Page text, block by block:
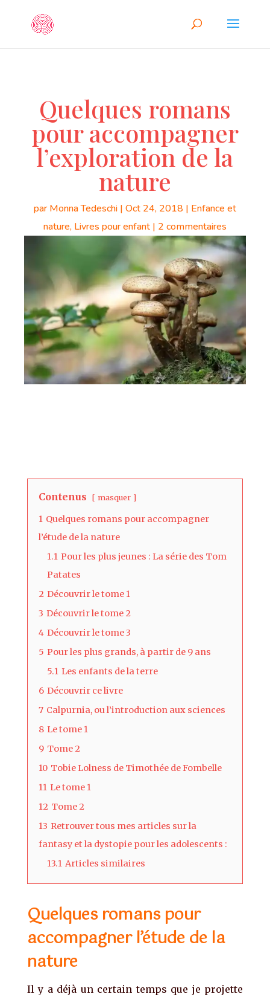
Quelques romans
pour accompagner
l’exploration de la
nature
parMonna Tedeschi| Oct 24, 2018 | Enfance et
nature, Livres pour enfant| 2 commentaires
Contenus masquer
1 Quelques romans pour accompagner
l’étude de la nature
1.1 Pour les plus jeunes : La série des Tom
Patates
2 Découvrir le tome 1
3 Découvrir le tome 2
4 Découvrir le tome 3
5 Pour les plus grands, à partir de 9 ans
5.1 Les enfants de la terre
6 Découvrir ce livre
7 Calpurnia, ou l’introduction aux sciences
8 Le tome 1
9 Tome 2
10 Tobie Lolness de Timothée de Fombelle
11 Le tome 1
12 Tome 2
13 Retrouver tous mes articles sur la
fantasy et la dystopie pour les adolescents :
13.1 Articles similaires
Quelques romans pour
accompagner l’étude de la
nature
Il y a déjà un certain temps que je projette